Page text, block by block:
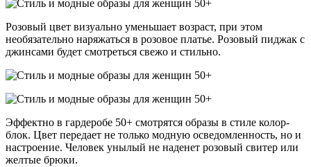
Розовый цвет визуально уменьшает возраст, при этом
необязательно наряжаться в розовое платье. Розовый пиджак с
джинсами будет смотреться свежо и стильно.
Эффектно в гардеробе 50+ смотрятся образы в стиле колор-
блок. Цвет передает не только модную осведомленность, но и
настроение. Человек унылый не наденет розовый свитер или
желтые брюки.